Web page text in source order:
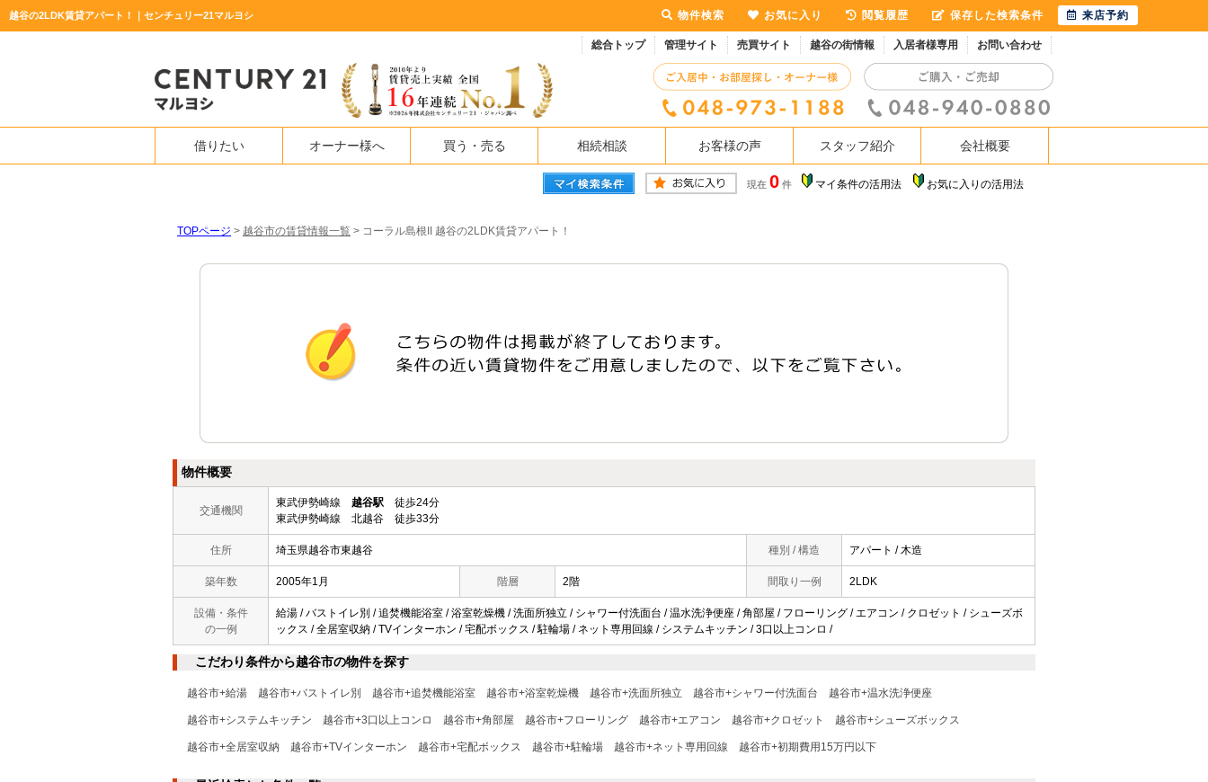
越谷の2LDK賃貸アパート！｜センチュリー21マルヨシ
総合トップ 管理サイト 売買サイト 越谷の街情報 入居者様専用 お問い合わせ
借りたい オーナー様へ 買う・売る 相続相談 お客様の声 スタッフ紹介 会社概要
現在 0 件 マイ条件の活用法 お気に入りの活用法
TOPページ > 越谷市の賃貸情報一覧 > コーラル島根II 越谷の2LDK賃貸アパート！
物件概要
交通機関
東武伊勢崎線 越谷駅 徒歩24分
東武伊勢崎線 北越谷 徒歩33分
住所 埼玉県越谷市東越谷 種別 / 構造 アパート / 木造
築年数 2005年1月 階層 2階 間取り一例 2LDK
設備・条件
の一例
給湯 / バストイレ別 / 追焚機能浴室 / 浴室乾燥機 / 洗面所独立 / シャワー付洗面台 / 温水洗浄便座 / 角部屋 / フローリング / エアコン / クロゼット / シューズボ
ックス / 全居室収納 / TVインターホン / 宅配ボックス / 駐輪場 / ネット専用回線 / システムキッチン / 3口以上コンロ /
こだわり条件から越谷市の物件を探す
越谷市+給湯 越谷市+バストイレ別 越谷市+追焚機能浴室 越谷市+浴室乾燥機 越谷市+洗面所独立 越谷市+シャワー付洗面台 越谷市+温水洗浄便座
越谷市+システムキッチン 越谷市+3口以上コンロ 越谷市+角部屋 越谷市+フローリング 越谷市+エアコン 越谷市+クロゼット 越谷市+シューズボックス
越谷市+全居室収納 越谷市+TVインターホン 越谷市+宅配ボックス 越谷市+駐輪場 越谷市+ネット専用回線 越谷市+初期費用15万円以下
物件検索 お気に入り 閲覧履歴 保存した検索条件 来店予約